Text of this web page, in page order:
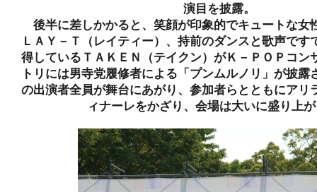
演目を披露。
後半に差しかかると、笑顔が印象的でキュートな女
ＬＡＹ－Ｔ（レイティー）、持前のダンスと歌声です
得しているＴＡＫＥＮ（テイクン）がＫ－ＰＯＰコン
トリには男寺党履修者による「プンムルノリ」が披露
の出演者全員が舞台にあがり、参加者らとともにアリ
ィナーレをかざり、会場は大いに盛り上